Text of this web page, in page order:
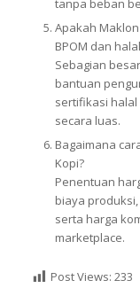
tanpa beban
Apakah
BPOM dan
Sebagian
bantuan
sertifikasi
secara luas.
Bagaimana
Kopi?
Penentuan
biaya
serta harga
marketplace.
Post Views: 233